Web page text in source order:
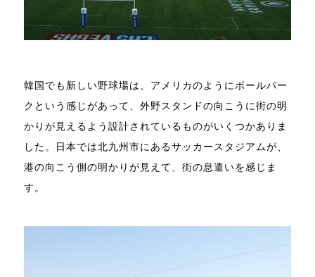
韓国でも新しい野球場は、アメリカのようにボールパー
クという感じがあって、外野スタンドの向こうに街の明
かりが見えるよう設計されているものがいくつかありま
した。日本では北九州市にあるサッカースタジアムが、
港の向こう側の明かりが見えて、街の息遣いを感じま
す。